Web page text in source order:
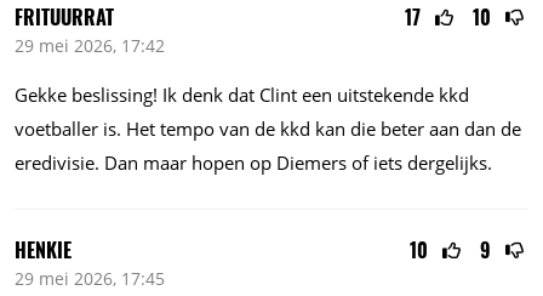
17 10
FRITUURRAT
29 mei 2026, 17:42
Gekke beslissing! Ik denk dat Clint een uitstekende kkd
voetballer is. Het tempo van de kkd kan die beter aan dan de
eredivisie. Dan maar hopen op Diemers of iets dergelijks.
10 9
HENKIE
29 mei 2026, 17:45